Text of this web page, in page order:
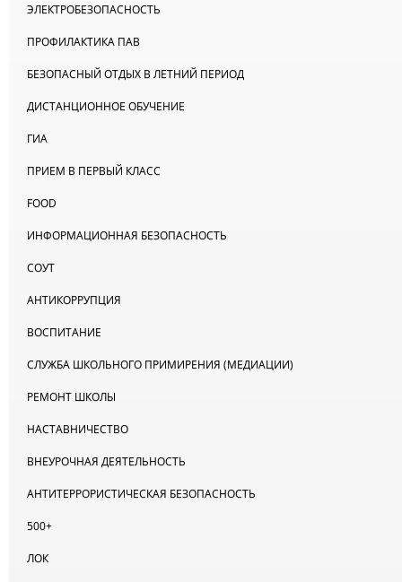
ЭЛЕКТРОБЕЗОПАСНОСТЬ
ПРОФИЛАКТИКА ПАВ
БЕЗОПАСНЫЙ ОТДЫХ В ЛЕТНИЙ ПЕРИОД
ДИСТАНЦИОННОЕ ОБУЧЕНИЕ
ГИА
ПРИЕМ В ПЕРВЫЙ КЛАСС
FOOD
ИНФОРМАЦИОННАЯ БЕЗОПАСНОСТЬ
СОУТ
АНТИКОРРУПЦИЯ
ВОСПИТАНИЕ
СЛУЖБА ШКОЛЬНОГО ПРИМИРЕНИЯ (МЕДИАЦИИ)
РЕМОНТ ШКОЛЫ
НАСТАВНИЧЕСТВО
ВНЕУРОЧНАЯ ДЕЯТЕЛЬНОСТЬ
АНТИТЕРРОРИСТИЧЕСКАЯ БЕЗОПАСНОСТЬ
500+
ЛОК